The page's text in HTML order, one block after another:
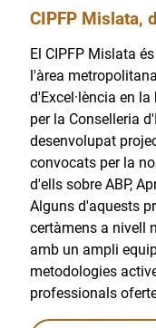
CIPFP Mislata,
El CIPFP Mislata
l'àrea
d'Excel·lència en
per la Conselleria
desenvolupat
convocats per la
d'ells sobre ABP,
Alguns d'aquests
certàmens a nivell
amb un ampli
metodologies
professionals